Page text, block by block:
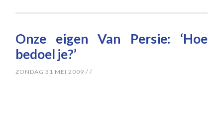
Onze eigen Van Persie: ‘Hoe
bedoel je?’
ZONDAG 31 MEI 2009 //